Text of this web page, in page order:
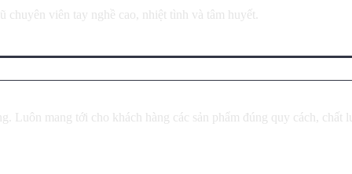
viên tay nghề cao, nhiệt tình và tâm huyết.
Luôn mang tới cho khách hàng các sản phẩm đúng quy cách, chất